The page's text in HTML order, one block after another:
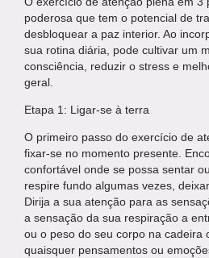
poderosa que tem o potencial de
desbloquear a paz interior. Ao
sua rotina diária, pode cultivar um
consciência, reduzir o stress e
geral.
Etapa 1: Ligar-se à terra
O primeiro passo do exercício de
fixar-se no momento presente.
confortável onde se possa sentar
respire fundo algumas vezes,
Dirija a sua atenção para as
a sensação da sua respiração a
ou o peso do seu corpo na cadeira
quaisquer pensamentos ou